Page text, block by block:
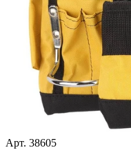
Арт. 38605